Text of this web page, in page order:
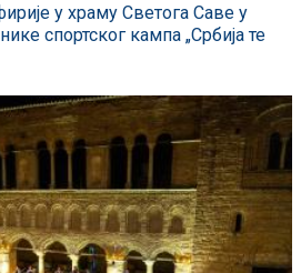
у храму Светога Саве у
спортског кампа „Србија те